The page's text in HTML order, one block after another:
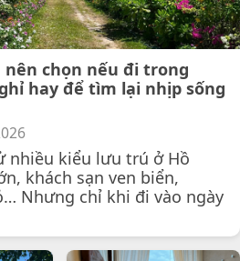
nên chọn nếu đi trong
hay để tìm lại nhịp sống
nhiều kiểu lưu trú ở Hồ
khách sạn ven biển,
Nhưng chỉ khi đi vào ngày